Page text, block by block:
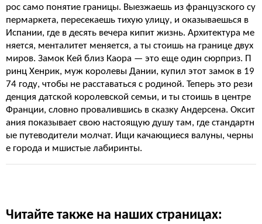
рос само понятие границы. Выезжаешь из французского су
пермаркета, пересекаешь тихую улицу, и оказываешься в
Испании, где в десять вечера кипит жизнь. Архитектура ме
няется, менталитет меняется, а ты стоишь на границе двух
миров. Замок Кей близ Каора — это еще один сюрприз. П
ринц Хенрик, муж королевы Дании, купил этот замок в 19
74 году, чтобы не расставаться с родиной. Теперь это рези
денция датской королевской семьи, и ты стоишь в центре
Франции, словно провалившись в сказку Андерсена. Оксит
ания показывает свою настоящую душу там, где стандартн
ые путеводители молчат. Ищи качающиеся валуны, черны
е города и мшистые лабиринты.
Читайте также на наших страницах: